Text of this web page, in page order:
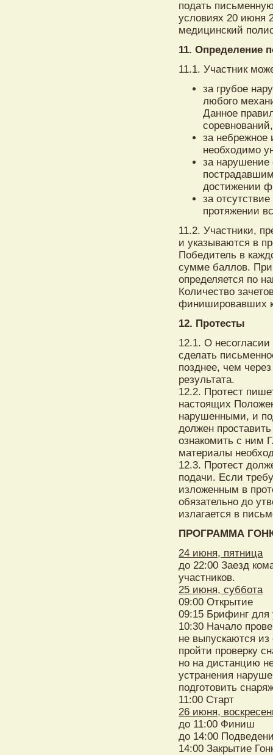
подать
условиях 20 июня
медицинский
11. Определение
11.1. Участник
за грубое
любого
Данное
за небрежное
необходимо
за нарушение
достижении
за
протяжении
11.2. Участники,
и указываются в
Победитель в
сумме баллов.
определяется по
Количество
финишировавших
12. Протесты
12.1. О
сделать
позднее, чем
результата.
12.2. Протест
настоящих
нарушенными, и
должен
ознакомить с ним
материалы
12.3. Протест
подачи. Если
изложенным в
обязательно до
излагается в
ПРОГРАММА
24 июня, пятница
до 22:00 Заезд
участников.
25 июня, суббота
09:00 Открытие
09:15 Брифинг для
10:30 Начало
не выпускаются
пройти проверку
но на дистанцию
устранения
подготовить
11:00 Старт
26 июня,
до 11:00 Финиш
до 14:00
14:00 Закрытие